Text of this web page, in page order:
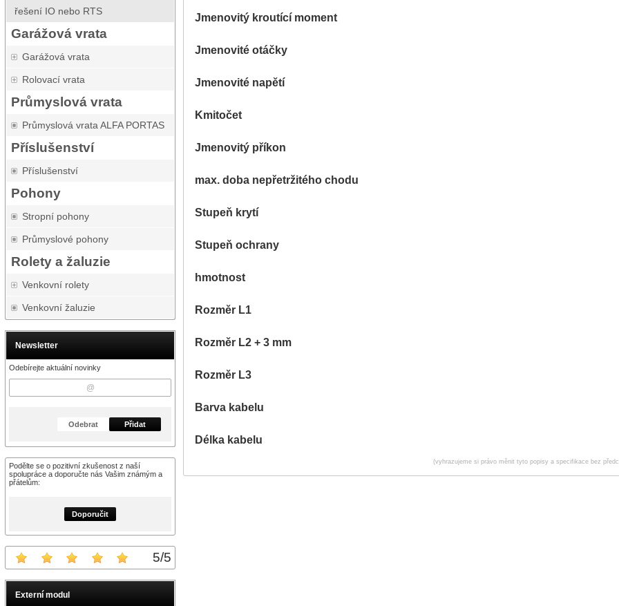
řešení IO nebo RTS
Garážová vrata
Garážová vrata
Rolovací vrata
Průmyslová vrata
Průmyslová vrata ALFA PORTAS
Příslušenství
Příslušenství
Pohony
Stropní pohony
Průmyslové pohony
Rolety a žaluzie
Venkovní rolety
Venkovní žaluzie
Newsletter
Odebírejte aktuální novinky
Odebrat Přidat
Podělte se o pozitivní zkušenost z naší
spolupráce a doporučte nás Vašim známým a
přátelům:
Doporučit
5/5
Externí modul
Jmenovitý kroutící moment
Jmenovité otáčky
Jmenovité napětí
Kmitočet
Jmenovitý příkon
max. doba nepřetržitého chodu
Stupeň krytí
Stupeň ochrany
hmotnost
Rozměr L1
Rozměr L2 + 3 mm
Rozměr L3
Barva kabelu
Délka kabelu
(vyhrazujeme si právo měnit tyto popisy a specifikace bez